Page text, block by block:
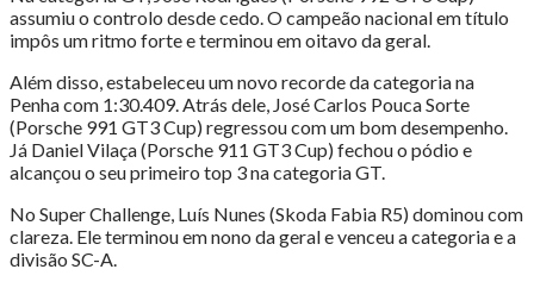
assumiu o controlo desde cedo. O campeão nacional em título
impôs um ritmo forte e terminou em oitavo da geral.
Além disso, estabeleceu um novo recorde da categoria na
Penha com 1:30.409. Atrás dele, José Carlos Pouca Sorte
(Porsche 991 GT3 Cup) regressou com um bom desempenho.
Já Daniel Vilaça (Porsche 911 GT3 Cup) fechou o pódio e
alcançou o seu primeiro top 3 na categoria GT.
No Super Challenge, Luís Nunes (Skoda Fabia R5) dominou com
clareza. Ele terminou em nono da geral e venceu a categoria e a
divisão SC-A.